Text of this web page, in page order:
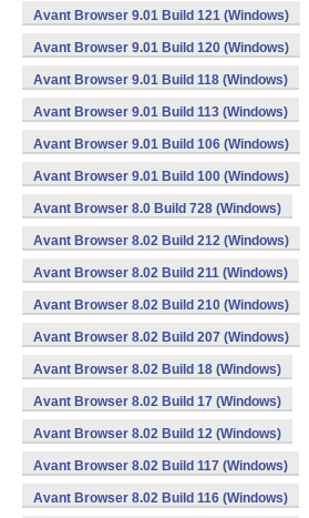
Avant Browser 9.01 Build 121 (Windows)
Avant Browser 9.01 Build 120 (Windows)
Avant Browser 9.01 Build 118 (Windows)
Avant Browser 9.01 Build 113 (Windows)
Avant Browser 9.01 Build 106 (Windows)
Avant Browser 9.01 Build 100 (Windows)
Avant Browser 8.0 Build 728 (Windows)
Avant Browser 8.02 Build 212 (Windows)
Avant Browser 8.02 Build 211 (Windows)
Avant Browser 8.02 Build 210 (Windows)
Avant Browser 8.02 Build 207 (Windows)
Avant Browser 8.02 Build 18 (Windows)
Avant Browser 8.02 Build 17 (Windows)
Avant Browser 8.02 Build 12 (Windows)
Avant Browser 8.02 Build 117 (Windows)
Avant Browser 8.02 Build 116 (Windows)